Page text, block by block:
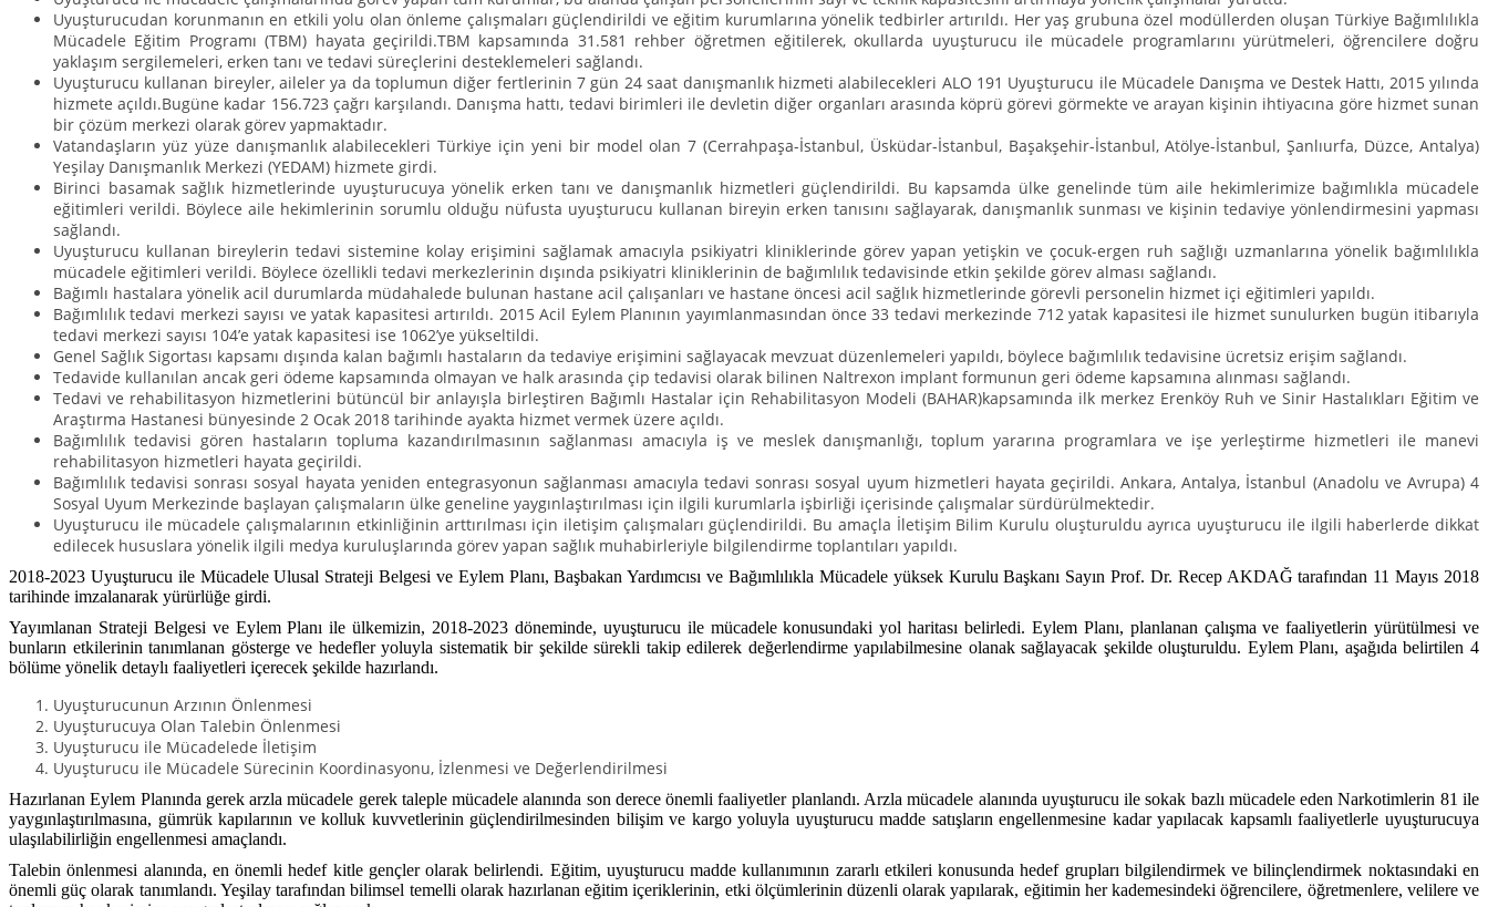
Uyuşturucudan korunmanın en etkili yolu olan önleme çalışmaları güçlendirildi ve eğitim kurumlarına yönelik tedbirler artırıldı. Her yaş grubuna özel modüllerden oluşan Türkiye Bağımlılıkla
Mücadele Eğitim Programı (TBM) hayata geçirildi.TBM kapsamında 31.581 rehber öğretmen eğitilerek, okullarda uyuşturucu ile mücadele programlarını yürütmeleri, öğrencilere doğru
yaklaşım sergilemeleri, erken tanı ve tedavi süreçlerini desteklemeleri sağlandı.
Uyuşturucu kullanan bireyler, aileler ya da toplumun diğer fertlerinin 7 gün 24 saat danışmanlık hizmeti alabilecekleri ALO 191 Uyuşturucu ile Mücadele Danışma ve Destek Hattı, 2015 yılında
hizmete açıldı.Bugüne kadar 156.723 çağrı karşılandı. Danışma hattı, tedavi birimleri ile devletin diğer organları arasında köprü görevi görmekte ve arayan kişinin ihtiyacına göre hizmet sunan
bir çözüm merkezi olarak görev yapmaktadır.
Vatandaşların yüz yüze danışmanlık alabilecekleri Türkiye için yeni bir model olan 7 (Cerrahpaşa-İstanbul, Üsküdar-İstanbul, Başakşehir-İstanbul, Atölye-İstanbul, Şanlıurfa, Düzce, Antalya)
Yeşilay Danışmanlık Merkezi (YEDAM) hizmete girdi.
Birinci basamak sağlık hizmetlerinde uyuşturucuya yönelik erken tanı ve danışmanlık hizmetleri güçlendirildi. Bu kapsamda ülke genelinde tüm aile hekimlerimize bağımlıkla mücadele
eğitimleri verildi. Böylece aile hekimlerinin sorumlu olduğu nüfusta uyuşturucu kullanan bireyin erken tanısını sağlayarak, danışmanlık sunması ve kişinin tedaviye yönlendirmesini yapması
sağlandı.
Uyuşturucu kullanan bireylerin tedavi sistemine kolay erişimini sağlamak amacıyla psikiyatri kliniklerinde görev yapan yetişkin ve çocuk-ergen ruh sağlığı uzmanlarına yönelik bağımlılıkla
mücadele eğitimleri verildi. Böylece özellikli tedavi merkezlerinin dışında psikiyatri kliniklerinin de bağımlılık tedavisinde etkin şekilde görev alması sağlandı.
Bağımlı hastalara yönelik acil durumlarda müdahalede bulunan hastane acil çalışanları ve hastane öncesi acil sağlık hizmetlerinde görevli personelin hizmet içi eğitimleri yapıldı.
Bağımlılık tedavi merkezi sayısı ve yatak kapasitesi artırıldı. 2015 Acil Eylem Planının yayımlanmasından önce 33 tedavi merkezinde 712 yatak kapasitesi ile hizmet sunulurken bugün itibarıyla
tedavi merkezi sayısı 104’e yatak kapasitesi ise 1062’ye yükseltildi.
Genel Sağlık Sigortası kapsamı dışında kalan bağımlı hastaların da tedaviye erişimini sağlayacak mevzuat düzenlemeleri yapıldı, böylece bağımlılık tedavisine ücretsiz erişim sağlandı.
Tedavide kullanılan ancak geri ödeme kapsamında olmayan ve halk arasında çip tedavisi olarak bilinen Naltrexon implant formunun geri ödeme kapsamına alınması sağlandı.
Tedavi ve rehabilitasyon hizmetlerini bütüncül bir anlayışla birleştiren Bağımlı Hastalar için Rehabilitasyon Modeli (BAHAR)kapsamında ilk merkez Erenköy Ruh ve Sinir Hastalıkları Eğitim ve
Araştırma Hastanesi bünyesinde 2 Ocak 2018 tarihinde ayakta hizmet vermek üzere açıldı.
Bağımlılık tedavisi gören hastaların topluma kazandırılmasının sağlanması amacıyla iş ve meslek danışmanlığı, toplum yararına programlara ve işe yerleştirme hizmetleri ile manevi
rehabilitasyon hizmetleri hayata geçirildi.
Bağımlılık tedavisi sonrası sosyal hayata yeniden entegrasyonun sağlanması amacıyla tedavi sonrası sosyal uyum hizmetleri hayata geçirildi. Ankara, Antalya, İstanbul (Anadolu ve Avrupa) 4
Sosyal Uyum Merkezinde başlayan çalışmaların ülke geneline yaygınlaştırılması için ilgili kurumlarla işbirliği içerisinde çalışmalar sürdürülmektedir.
Uyuşturucu ile mücadele çalışmalarının etkinliğinin arttırılması için iletişim çalışmaları güçlendirildi. Bu amaçla İletişim Bilim Kurulu oluşturuldu ayrıca uyuşturucu ile ilgili haberlerde dikkat
edilecek hususlara yönelik ilgili medya kuruluşlarında görev yapan sağlık muhabirleriyle bilgilendirme toplantıları yapıldı.
2018-2023 Uyuşturucu ile Mücadele Ulusal Strateji Belgesi ve Eylem Planı, Başbakan Yardımcısı ve Bağımlılıkla Mücadele yüksek Kurulu Başkanı Sayın Prof. Dr. Recep AKDAĞ tarafından 11 Mayıs 2018
tarihinde imzalanarak yürürlüğe girdi.
Yayımlanan Strateji Belgesi ve Eylem Planı ile ülkemizin, 2018-2023 döneminde, uyuşturucu ile mücadele konusundaki yol haritası belirledi. Eylem Planı, planlanan çalışma ve faaliyetlerin yürütülmesi ve
bunların etkilerinin tanımlanan gösterge ve hedefler yoluyla sistematik bir şekilde sürekli takip edilerek değerlendirme yapılabilmesine olanak sağlayacak şekilde oluşturuldu. Eylem Planı, aşağıda belirtilen 4
bölüme yönelik detaylı faaliyetleri içerecek şekilde hazırlandı.
Uyuşturucunun Arzının Önlenmesi
Uyuşturucuya Olan Talebin Önlenmesi
Uyuşturucu ile Mücadelede İletişim
Uyuşturucu ile Mücadele Sürecinin Koordinasyonu, İzlenmesi ve Değerlendirilmesi
Hazırlanan Eylem Planında gerek arzla mücadele gerek taleple mücadele alanında son derece önemli faaliyetler planlandı. Arzla mücadele alanında uyuşturucu ile sokak bazlı mücadele eden Narkotimlerin 81 ile
yaygınlaştırılmasına, gümrük kapılarının ve kolluk kuvvetlerinin güçlendirilmesinden bilişim ve kargo yoluyla uyuşturucu madde satışların engellenmesine kadar yapılacak kapsamlı faaliyetlerle uyuşturucuya
ulaşılabilirliğin engellenmesi amaçlandı.
Talebin önlenmesi alanında, en önemli hedef kitle gençler olarak belirlendi. Eğitim, uyuşturucu madde kullanımının zararlı etkileri konusunda hedef grupları bilgilendirmek ve bilinçlendirmek noktasındaki en
önemli güç olarak tanımlandı. Yeşilay tarafından bilimsel temelli olarak hazırlanan eğitim içeriklerinin, etki ölçümlerinin düzenli olarak yapılarak, eğitimin her kademesindeki öğrencilere, öğretmenlere, velilere ve